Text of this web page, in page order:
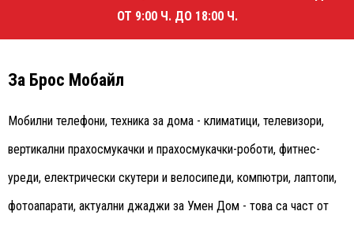
ОТ 9:00 Ч. ДО 18:00 Ч.
За Брос Мобайл
Мобилни телефони, техника за дома - климатици, телевизори,
вертикални прахосмукачки и прахосмукачки-роботи, фитнес-
уреди, електрически скутери и велосипеди, компютри, лаптопи,
фотоапарати, актуални джаджи за Умен Дом - това са част от